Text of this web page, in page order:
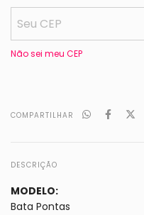
Não sei meu CEP
COMPARTILHAR
DESCRIÇÃO
MODELO:
Bata Pontas